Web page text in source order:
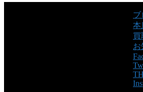
ブ
本
買
お